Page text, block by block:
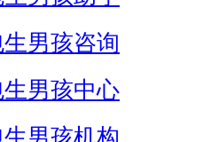
男孩咨询
男孩中心
男孩机构